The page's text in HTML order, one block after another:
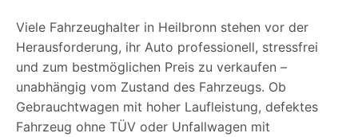
Viele Fahrzeughalter in Heilbronn stehen vor der
Herausforderung, ihr Auto professionell, stressfrei
und zum bestmöglichen Preis zu verkaufen –
unabhängig vom Zustand des Fahrzeugs. Ob
Gebrauchtwagen mit hoher Laufleistung, defektes
Fahrzeug ohne TÜV oder Unfallwagen mit